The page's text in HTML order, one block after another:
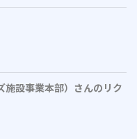
施設事業本部）さんのリク